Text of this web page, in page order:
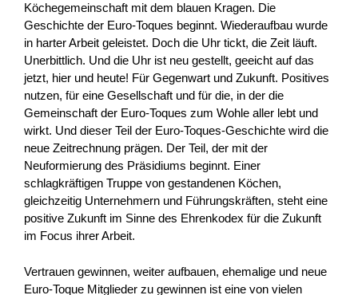
Köchegemeinschaft mit dem blauen Kragen. Die
Geschichte der Euro-Toques beginnt. Wiederaufbau wurde
in harter Arbeit geleistet. Doch die Uhr tickt, die Zeit läuft.
Unerbittlich. Und die Uhr ist neu gestellt, geeicht auf das
jetzt, hier und heute! Für Gegenwart und Zukunft. Positives
nutzen, für eine Gesellschaft und für die, in der die
Gemeinschaft der Euro-Toques zum Wohle aller lebt und
wirkt. Und dieser Teil der Euro-Toques-Geschichte wird die
neue Zeitrechnung prägen. Der Teil, der mit der
Neuformierung des Präsidiums beginnt. Einer
schlagkräftigen Truppe von gestandenen Köchen,
gleichzeitig Unternehmern und Führungskräften, steht eine
positive Zukunft im Sinne des Ehrenkodex für die Zukunft
im Focus ihrer Arbeit.
Vertrauen gewinnen, weiter aufbauen, ehemalige und neue
Euro-Toque Mitglieder zu gewinnen ist eine von vielen